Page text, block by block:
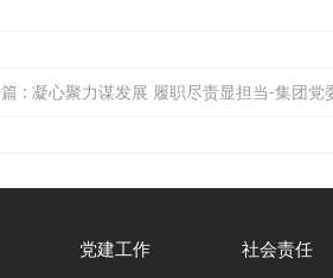
: 凝心聚力谋发展 履职尽责显担当-集团党委书记、总裁金成成参加临沂市第二十届人民代表大会第六
党建工作 社会责任